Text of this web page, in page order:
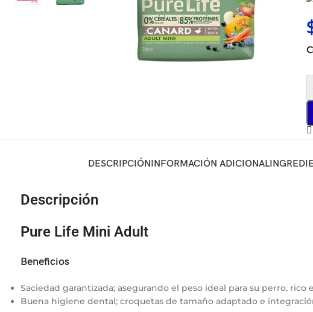
DESCRIPCIÓNINFORMACIÓN ADICIONAL
Descripción
Pure Life Mini Adult
Beneficios
Saciedad garantizada; asegurando el peso ideal para su perro,
Buena higiene dental; croquetas de tamaño adaptado e